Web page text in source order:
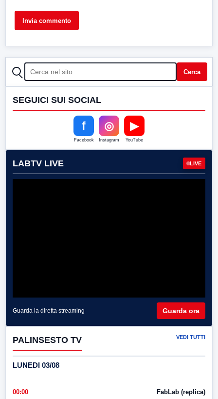
CERCA Cerca
SEGUICI SUI SOCIAL
f
Facebook
◎
Instagram
▶
YouTube
LABTV LIVE LIVE
Guarda la diretta streaming Guarda ora
PALINSESTO TV VEDI TUTTI
LUNEDI 03/08
00:00 FabLab (replica)